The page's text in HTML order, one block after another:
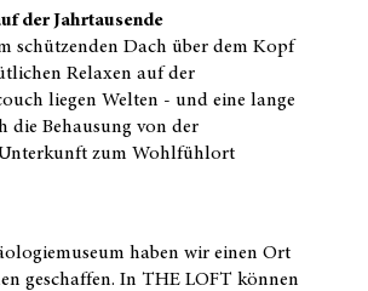
der Jahrtausende
schützenden Dach über dem Kopf
Relaxen auf der
liegen Welten - und eine lange
die Behausung von der
zum Wohlfühlort
haben wir einen Ort
geschaffen. In THE LOFT können